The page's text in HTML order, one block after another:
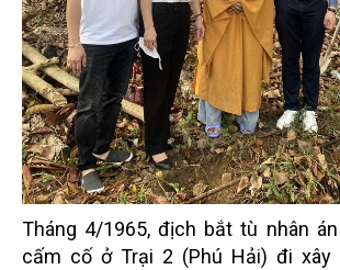
Tháng 4/1965, địch bắt tù nhân
cấm cố ở Trại 2 (Phú Hải) đi xây